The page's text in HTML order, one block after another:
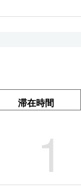
滞在時間
1